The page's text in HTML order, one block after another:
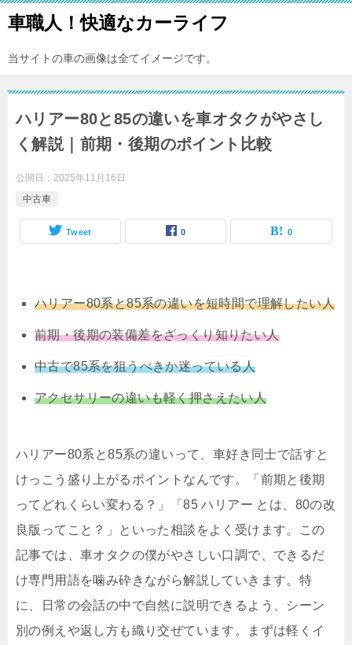
車職人！快適なカーライフ
当サイトの車の画像は全てイメージです。
ハリアー80と85の違いを車オタクがやさし
く解説｜前期・後期のポイント比較
公開日： 2025年11月16日
中古車
Tweet 0 0
ハリアー80系と85系の違いを短時間で理解したい人
前期・後期の装備差をざっくり知りたい人
中古で85系を狙うべきか迷っている人
アクセサリーの違いも軽く押さえたい人
ハリアー80系と85系の違いって、車好き同士で話すと
けっこう盛り上がるポイントなんです。「前期と後期
ってどれくらい変わる？」「85 ハリアー とは、80の改
良版ってこと？」といった相談をよく受けます。この
記事では、車オタクの僕がやさしい口調で、できるだ
け専門用語を噛み砕きながら解説していきます。特
に、日常の会話の中で自然に説明できるよう、シーン
別の例えや返し方も織り交ぜています。まずは軽くイ